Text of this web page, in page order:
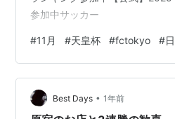
参加中サッカー
#11月 #天皇杯 #fctokyo #
Best Days • 1年前